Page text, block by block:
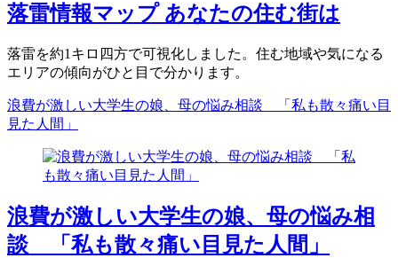
落雷情報マップ あなたの住む街は
落雷を約1キロ四方で可視化しました。住む地域や気になる
エリアの傾向がひと目で分かります。
浪費が激しい大学生の娘、母の悩み相談 「私も散々痛い目
見た人間」
浪費が激しい大学生の娘、母の悩み相
談 「私も散々痛い目見た人間」